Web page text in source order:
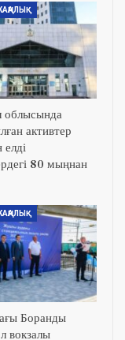
активтер
елді
80 мыңнан
Боранды
вокзалы